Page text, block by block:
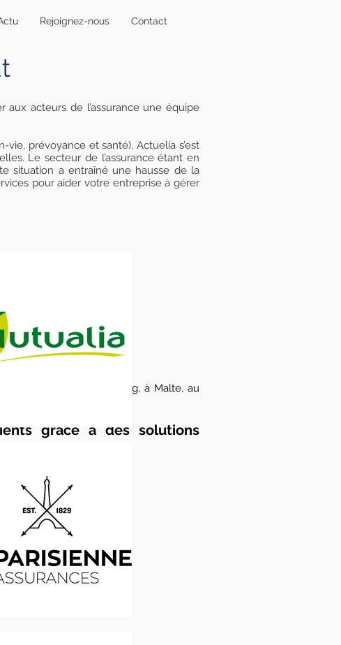
Rejoignez-nous Contact
acteurs de l’assurance une équipe
vie, prévoyance et santé), Actuelia s’est
Le secteur de l’assurance étant en
situation a entraîné une hausse de la
pour aider votre entreprise à gérer
en Suisse, au Luxembourg, à Malte, au
grâce à des solutions